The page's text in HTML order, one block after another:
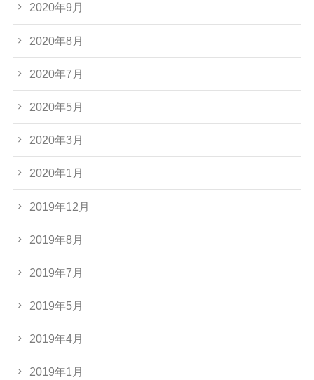
2020年9月
2020年8月
2020年7月
2020年5月
2020年3月
2020年1月
2019年12月
2019年8月
2019年7月
2019年5月
2019年4月
2019年1月